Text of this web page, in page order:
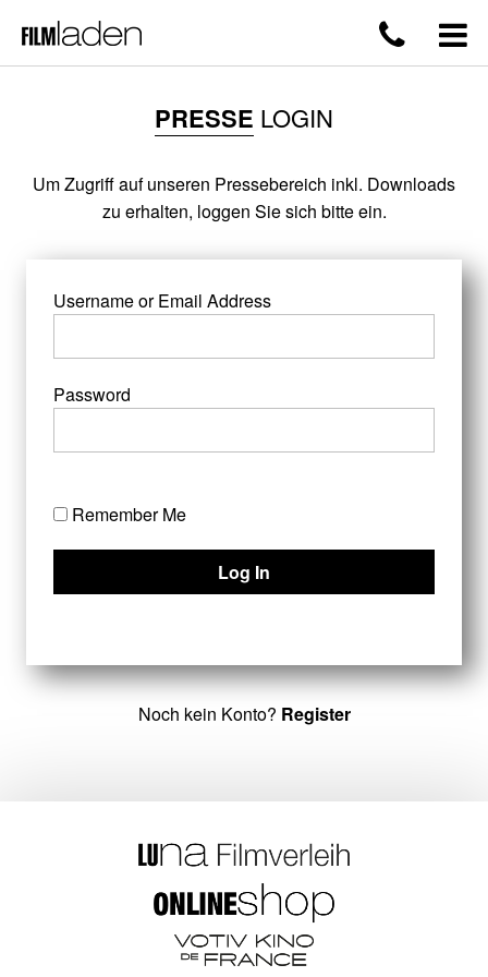
PRESSE LOGIN
Um Zugriff auf unseren Pressebereich inkl. Downloads
zu erhalten, loggen Sie sich bitte ein.
Username or Email Address
Password
Remember Me
Noch kein Konto? Register